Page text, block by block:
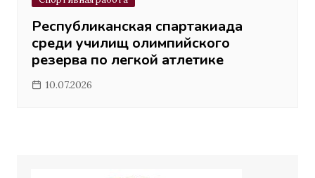
Республиканская спартакиада
среди училищ олимпийского
резерва по легкой атлетике
10.07.2026